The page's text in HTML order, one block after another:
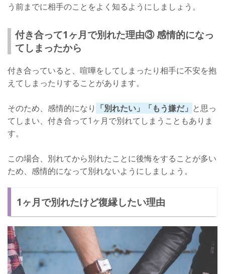
う前までに相手のことをよく知るようにしましょう。
付き合って1ヶ月で別れた理由③ 感情的になっ
てしまったから
付き合っていると、喧嘩をしてしまったり相手に不安を抱
えてしまったりすることがあります。
そのため、感情的になり 「別れたい」「もう嫌だ」 と思っ
てしまい、付き合って1ヶ月で別れてしまうこともありま
す。
この場合、別れてから別れたことに後悔をすることが多い
ため、感情的になって別れないようにしましょう。
1ヶ月で別れたけど復縁したい理由